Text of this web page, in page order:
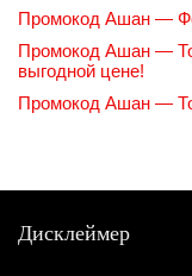
Промокод Ашан —
Промокод Ашан —
выгодной цене!
Промокод Ашан —
Дисклеймер